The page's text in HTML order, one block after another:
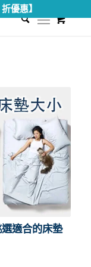
優惠】
適合的床墊